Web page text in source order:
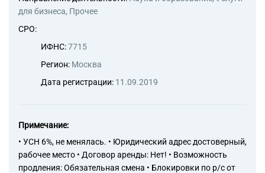
для бизнеса, Прочее
СРО:
ИФНС:7715
Регион: Москва
Дата регистрации: 11.09.2019
Примечание:
• УСН 6%, не менялась. • Юридический адрес достоверный,
рабочее место • Договор аренды: Нет! • Возможность
продления: Обязательная смена • Блокировки по р/с от